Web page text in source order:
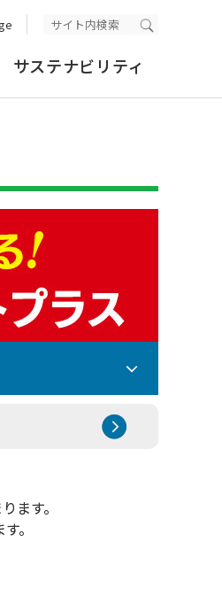
検索実行
サステナビリティ
ます。
。